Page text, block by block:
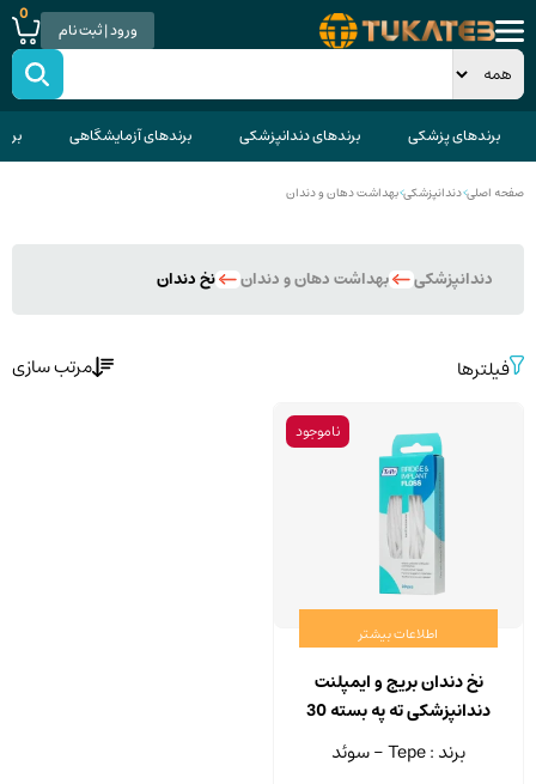
ورود | ثبت نام
0
برندهای پزشکی برندهای دندانپزشکی برندهای آزمایشگاهی
صفحه اصلی>دندانپزشکی>بهداشت دهان و دندان
دندانپزشکی بهداشت دهان و دندان نخ دندان
فیلترها مرتب سازی
ناموجود
اطلاعات بیشتر
نخ دندان بریج و ایمپلنت
دندانپزشکی ته په بسته 30
عددی
برند : Tepe - سوئد